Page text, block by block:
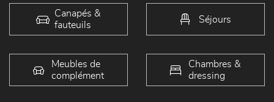
Canapés &
fauteuils
Séjours
Meubles de
complément
Chambres &
dressing